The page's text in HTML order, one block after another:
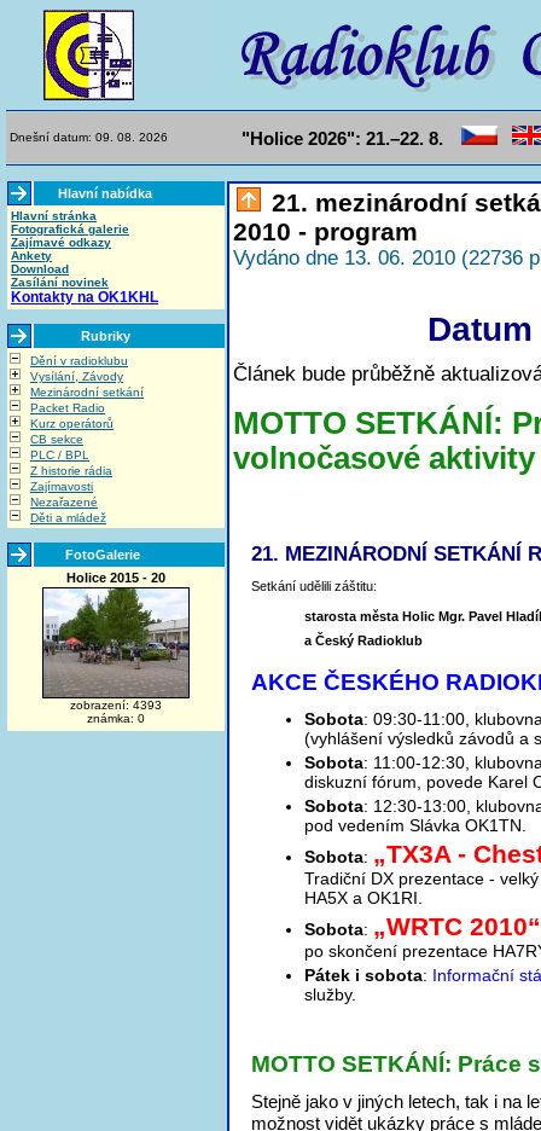
Dnešní datum: 09. 08. 2026 "Holice 2026": 21.–22. 8.
Hlavní nabídka
Hlavní stránka
Fotografická galerie
Zajímavé odkazy
Ankety
Download
Zasílání novinek
Kontakty na OK1KHL
Rubriky
Dění v radioklubu
Vysílání, Závody
Mezinárodní setkání
Packet Radio
Kurz operátorů
CB sekce
PLC / BPL
Z historie rádia
Zajímavosti
Nezařazené
Děti a mládež
FotoGalerie
Holice 2015 - 20
zobrazení: 4393
známka: 0
21. mezinárodní
2010 - program
Vydáno dne 13. 06. 2010 (22736
Datum
Článek bude průběžně
MOTTO SETKÁNÍ:
volnočasové aktivity
21. MEZINÁRODNÍ SETKÁNÍ
Setkání udělili záštitu:
starosta města Holic Mgr. Pavel
a Český Radioklub
AKCE ČESKÉHO
Sobota: 09:30-11:00,
(vyhlášení výsledků závodů a
Sobota: 11:00-12:30,
diskuzní fórum, povede Karel
Sobota: 12:30-13:00,
pod vedením Slávka OK1TN.
Sobota: „TX3A -
Tradiční DX prezentace -
HA5X a OK1RI.
Sobota: „WRTC 2010“
po skončení prezentace
Pátek i sobota: Informační
služby.
MOTTO SETKÁNÍ:
Stejně jako v jiných letech, tak i na
možnost vidět ukázky práce s